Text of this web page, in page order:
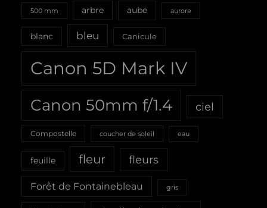
500 mm arbre aube aurore
blanc bleu Canicule
Canon 5D Mark IV
Canon 50mm f/1.4 ciel
Compostelle coucher de soleil eau
feuille fleur fleurs
Forêt de Fontainebleau gris